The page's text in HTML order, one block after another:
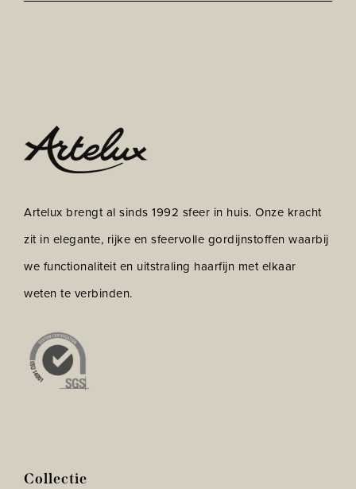
Artelux brengt al sinds 1992 sfeer in huis. Onze kracht
zit in elegante, rijke en sfeervolle gordijnstoffen waarbij
we functionaliteit en uitstraling haarfijn met elkaar
weten te verbinden.
Collectie